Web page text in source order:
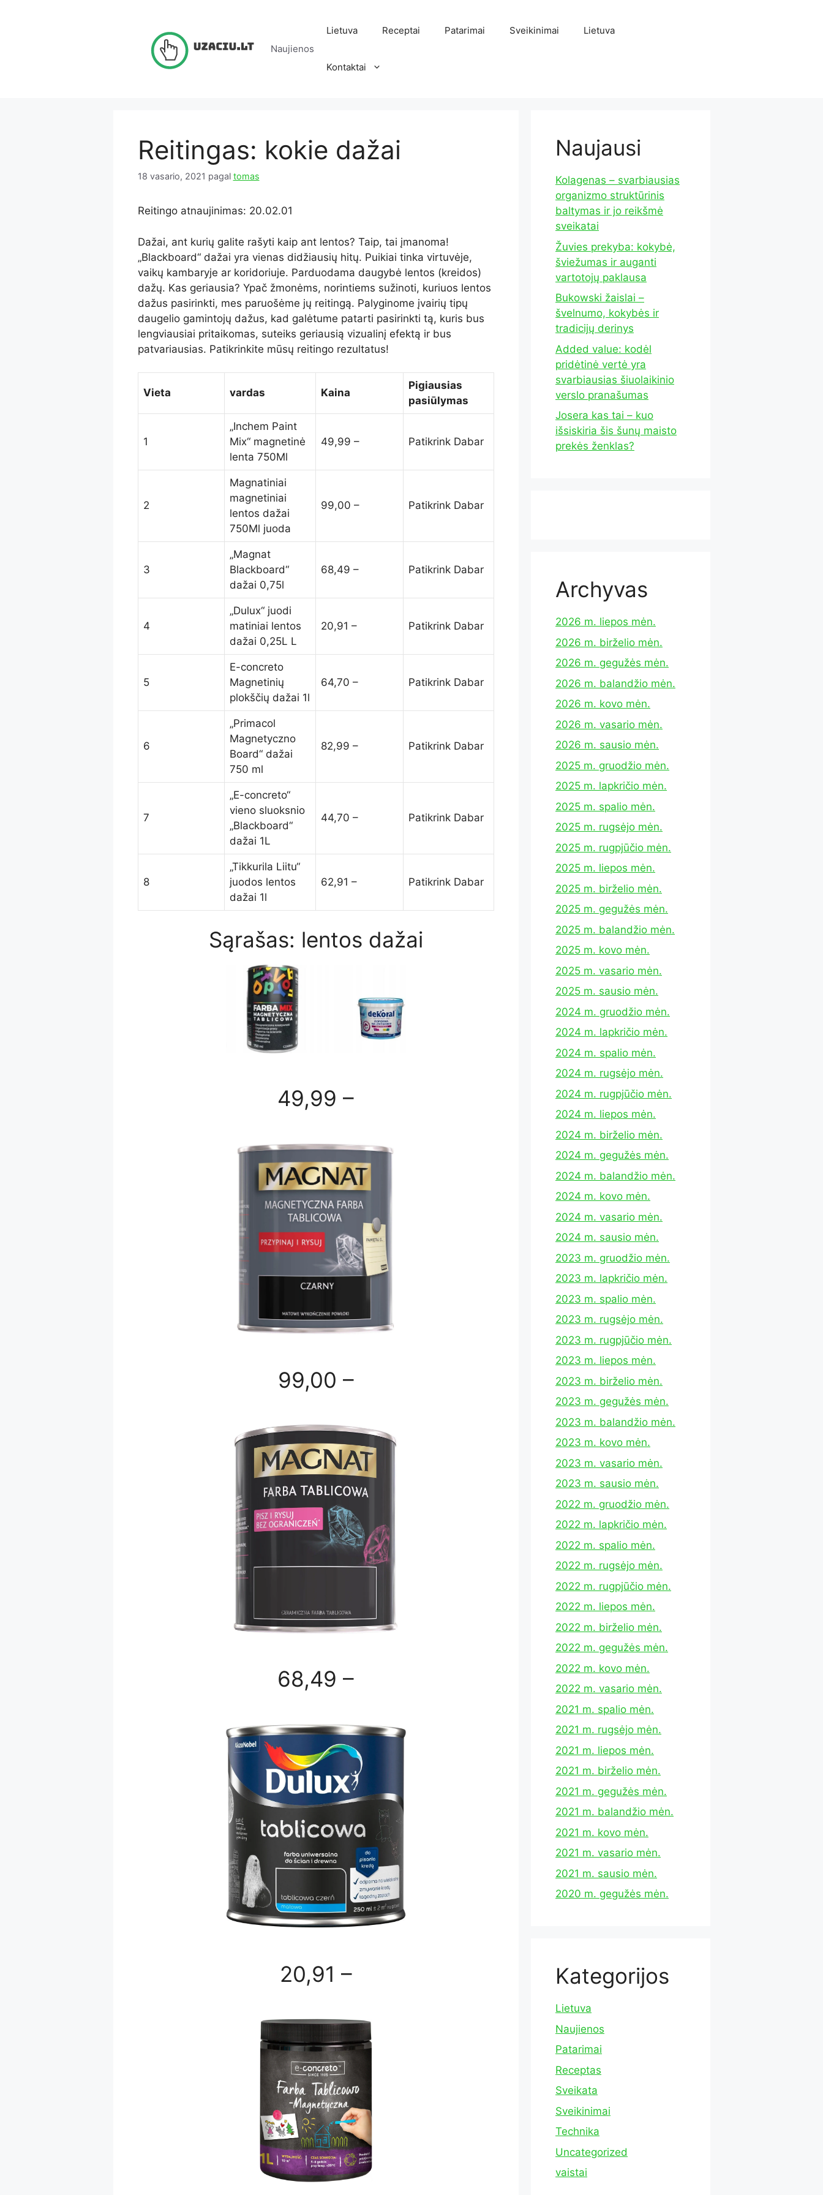
Naujienos
Lietuva Receptai Patarimai Sveikinimai Lietuva
Kontaktai
Reitingas: kokie dažai
18 vasario, 2021 pagal tomas
Reitingo atnaujinimas: 20.02.01
Dažai, ant kurių galite rašyti kaip ant lentos? Taip, tai įmanoma!
„Blackboard“ dažai yra vienas didžiausių hitų. Puikiai tinka virtuvėje,
vaikų kambaryje ar koridoriuje. Parduodama daugybė lentos (kreidos)
dažų. Kas geriausia? Ypač žmonėms, norintiems sužinoti, kuriuos lentos
dažus pasirinkti, mes paruošėme jų reitingą. Palyginome įvairių tipų
daugelio gamintojų dažus, kad galėtume patarti pasirinkti tą, kuris bus
lengviausiai pritaikomas, suteiks geriausią vizualinį efektą ir bus
patvariausias. Patikrinkite mūsų reitingo rezultatus!
Vieta vardas Kaina
Pigiausias
pasiūlymas
1
„Inchem Paint
Mix“ magnetinė
lenta 750Ml
49,99 – Patikrink Dabar
2
Magnatiniai
magnetiniai
lentos dažai
750Ml juoda
99,00 – Patikrink Dabar
3
„Magnat
Blackboard“
dažai 0,75l
68,49 – Patikrink Dabar
4
„Dulux“ juodi
matiniai lentos
dažai 0,25L L
20,91 – Patikrink Dabar
5
E-concreto
Magnetinių
plokščių dažai 1l
64,70 – Patikrink Dabar
6
„Primacol
Magnetyczno
Board“ dažai
750 ml
82,99 – Patikrink Dabar
7
„E-concreto“
vieno sluoksnio
„Blackboard“
dažai 1L
44,70 – Patikrink Dabar
8
„Tikkurila Liitu“
juodos lentos
dažai 1l
62,91 – Patikrink Dabar
Sąrašas: lentos dažai
49,99 –
99,00 –
68,49 –
20,91 –
Naujausi
Kolagenas – svarbiausias
organizmo struktūrinis
baltymas ir jo reikšmė
sveikatai
Žuvies prekyba: kokybė,
šviežumas ir auganti
vartotojų paklausa
Bukowski žaislai –
švelnumo, kokybės ir
tradicijų derinys
Added value: kodėl
pridėtinė vertė yra
svarbiausias šiuolaikinio
verslo pranašumas
Josera kas tai – kuo
išsiskiria šis šunų maisto
prekės ženklas?
Archyvas
2026 m. liepos mėn.
2026 m. birželio mėn.
2026 m. gegužės mėn.
2026 m. balandžio mėn.
2026 m. kovo mėn.
2026 m. vasario mėn.
2026 m. sausio mėn.
2025 m. gruodžio mėn.
2025 m. lapkričio mėn.
2025 m. spalio mėn.
2025 m. rugsėjo mėn.
2025 m. rugpjūčio mėn.
2025 m. liepos mėn.
2025 m. birželio mėn.
2025 m. gegužės mėn.
2025 m. balandžio mėn.
2025 m. kovo mėn.
2025 m. vasario mėn.
2025 m. sausio mėn.
2024 m. gruodžio mėn.
2024 m. lapkričio mėn.
2024 m. spalio mėn.
2024 m. rugsėjo mėn.
2024 m. rugpjūčio mėn.
2024 m. liepos mėn.
2024 m. birželio mėn.
2024 m. gegužės mėn.
2024 m. balandžio mėn.
2024 m. kovo mėn.
2024 m. vasario mėn.
2024 m. sausio mėn.
2023 m. gruodžio mėn.
2023 m. lapkričio mėn.
2023 m. spalio mėn.
2023 m. rugsėjo mėn.
2023 m. rugpjūčio mėn.
2023 m. liepos mėn.
2023 m. birželio mėn.
2023 m. gegužės mėn.
2023 m. balandžio mėn.
2023 m. kovo mėn.
2023 m. vasario mėn.
2023 m. sausio mėn.
2022 m. gruodžio mėn.
2022 m. lapkričio mėn.
2022 m. spalio mėn.
2022 m. rugsėjo mėn.
2022 m. rugpjūčio mėn.
2022 m. liepos mėn.
2022 m. birželio mėn.
2022 m. gegužės mėn.
2022 m. kovo mėn.
2022 m. vasario mėn.
2021 m. spalio mėn.
2021 m. rugsėjo mėn.
2021 m. liepos mėn.
2021 m. birželio mėn.
2021 m. gegužės mėn.
2021 m. balandžio mėn.
2021 m. kovo mėn.
2021 m. vasario mėn.
2021 m. sausio mėn.
2020 m. gegužės mėn.
Kategorijos
Lietuva
Naujienos
Patarimai
Receptas
Sveikata
Sveikinimai
Technika
Uncategorized
vaistai